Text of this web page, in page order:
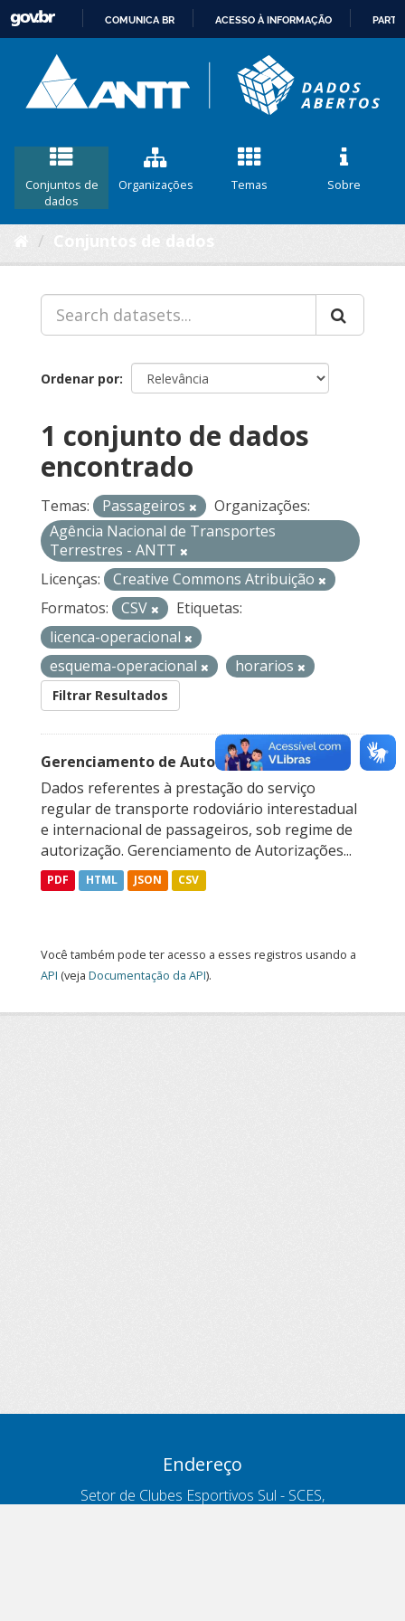
CONTEÚDO
COMUNICA BR ACESSO À INFORMAÇÃO
Conjuntos de
dados
Organizações Temas Sobre
Ordenar por
1 conjunto de dados
encontrado
Temas: Passageiros
Organizações:
Agência Nacional de Transportes
Terrestres - ANTT
Licenças:
Creative Commons Atribuição
Formatos:
CSV
Etiquetas:
licenca-operacional
esquema-operacional
horarios
Filtrar Resultados
Gerenciamento de Autorizações
Dados referentes à prestação do serviço
regular de transporte rodoviário interestadual
e internacional de passageiros, sob regime de
autorização. Gerenciamento de Autorizações...
PDF HTML JSON CSV
Você também pode ter acesso a esses registros usando a
API (veja Documentação da API).
Endereço
Setor de Clubes Esportivos Sul - SCES,